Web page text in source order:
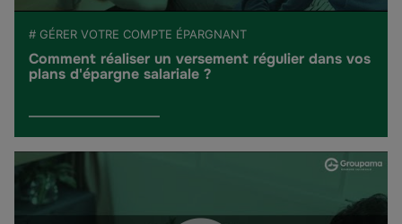
# GÉRER VOTRE COMPTE ÉPARGNANT
Comment réaliser un versement régulier dans vos
plans d'épargne salariale ?